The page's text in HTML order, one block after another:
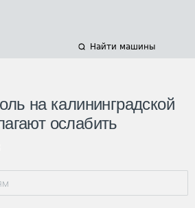
Найти машины
на калининградской
ослабить